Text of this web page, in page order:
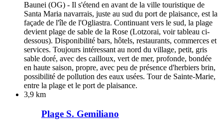
Baunei (OG) - Il s'étend en avant de la ville touristique de
Santa Maria navarrais, juste au sud du port de plaisance, est la
façade de l'île de l'Ogliastra. Continuant vers le sud, la plage
devient plage de sable de la Rose (Lotzorai, voir tableau ci-
dessous). Disponibilité bars, hôtels, restaurants, commerces et
services. Toujours intéressant au nord du village, petit, gris
sable doré, avec des cailloux, vert de mer, profonde, bondée
en haute saison, propre, avec peu de présence d'herbiers brin,
possibilité de pollution des eaux usées. Tour de Sainte-Marie,
entre la plage et le port de plaisance.
3,9 km
Plage S. Gemiliano